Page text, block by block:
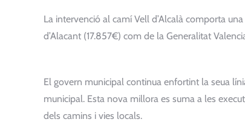
La intervenció al camí Vell d’Alcalà comporta
d’Alacant (17.857€) com de la Generalitat
El govern municipal continua enfortint la seua
municipal. Esta nova millora es suma a les
dels camins i vies locals.